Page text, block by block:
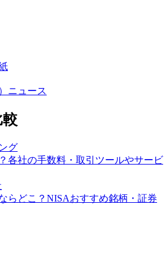
ニュース
較
グ
各社の手数料・取引ツールやサービ
らどこ？NISAおすすめ銘柄・証券